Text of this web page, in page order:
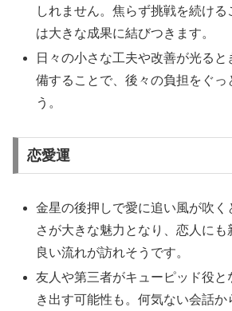
しれません。焦らず挑戦を続ける
は大きな成果に結びつきます。
日々の小さな工夫や改善が光る
備することで、後々の負担をぐっ
う。
恋愛運
金星の後押しで愛に追い風が吹く
さが大きな魅力となり、恋人にも
良い流れが訪れそうです。
友人や第三者がキューピッド役と
き出す可能性も。何気ない会話